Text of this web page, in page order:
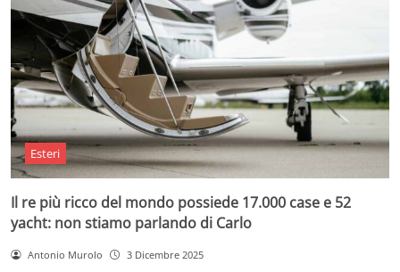
Esteri
Il re più ricco del mondo possiede 17.000 case e 52
yacht: non stiamo parlando di Carlo
Antonio Murolo 3 Dicembre 2025